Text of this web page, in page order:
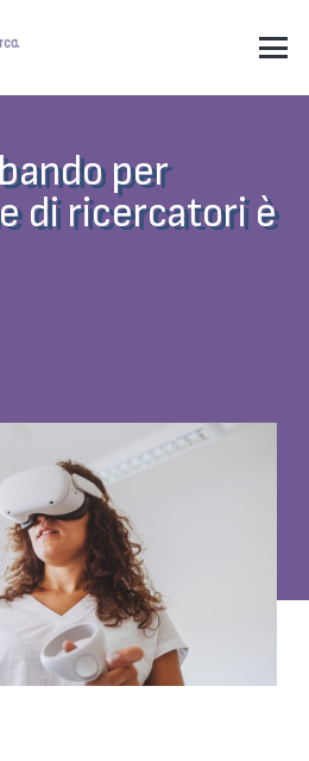
per
di ricercatori è